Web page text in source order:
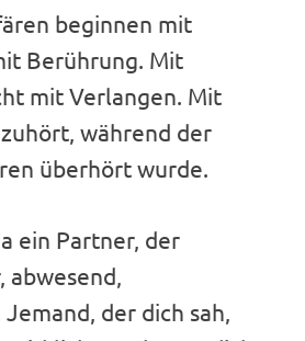
beginnen mit
Berührung. Mit
mit Verlangen. Mit
während der
überhört wurde.
ein Partner, der
der dich sah,